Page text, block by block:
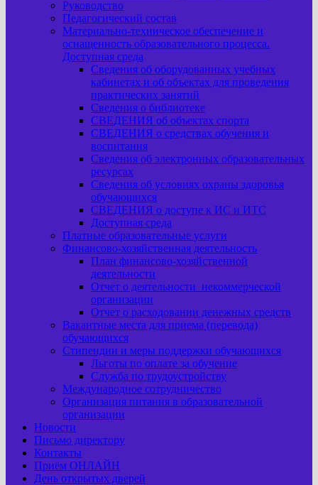
Руководство
Педагогический состав
Материально-техническое обеспечение и
оснащенность образовательного процесса.
Доступная среда
Сведения об оборудованных учебных
кабинетах и об объектах для проведения
практических занятий
Сведения о библиотеке
СВЕДЕНИЯ об объектах спорта
СВЕДЕНИЯ о средствах обучения и
воспитания
Сведения об электронных образовательных
ресурсах
Сведения об условиях охраны здоровья
обучающихся
СВЕДЕНИЯ о доступе к ИС и ИТС
Доступная среда
Платные образовательные услуги
Финансово-хозяйственная деятельность
План финансово-хозяйственной
деятельности
Отчет о деятельности некоммерческой
организации
Отчет о расходовании денежных средств
Вакантные места для приема (перевода)
обучающихся
Стипендии и меры поддержки обучающихся
Льготы по оплате за обучение
Служба по трудоустройству
Международное сотрудничество
Организация питания в образовательной
организации
Новости
Письмо директору
Контакты
Приём ОНЛАЙН
День открытых дверей